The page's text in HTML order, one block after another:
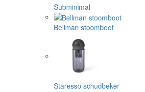
Subminimal
Bellman stoomboot
Staresso schudbeker